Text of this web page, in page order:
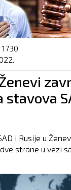
1730
i Rusije u
strane u vezi